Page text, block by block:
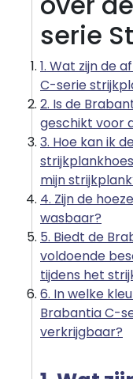
serie
1. Wat zijn de
C-serie
2. Is de
geschikt voor
3. Hoe kan ik
mijn
4. Zijn de
wasbaar?
5. Biedt de
voldoende
tijdens het
6. In welke
Brabantia C-
verkrijgbaar?